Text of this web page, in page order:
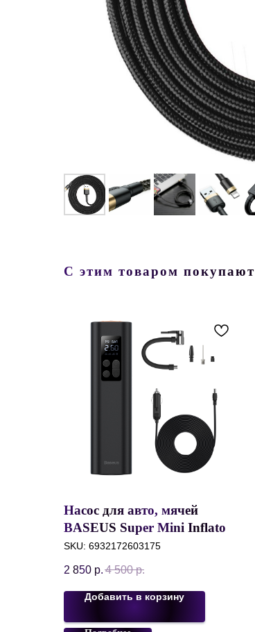
С этим товаром покупают
Насос для авто, мячей
BASEUS Super Mini Inflator
Pump, Компрессор с
фонариком, черный,
CRCQ000001
SKU: 6932172603175
2 850 р. 4 500 р.
Добавить в корзину